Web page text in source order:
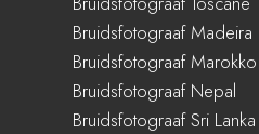
Bruidsfotograaf Madeira
Bruidsfotograaf Marokko
Bruidsfotograaf Nepal
Bruidsfotograaf Sri Lanka